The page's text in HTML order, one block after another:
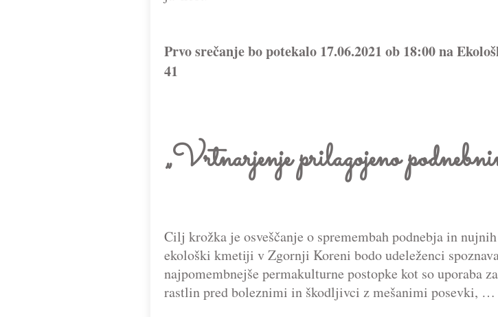
Prvo srečanje bo potekalo 17.06.2021 ob 18:00 na
41
„Vrtnarjenje prilagojeno
Cilj krožka je osveščanje o spremembah podnebja in
ekološki kmetiji v Zgornji Koreni bodo udeleženci
najpomembnejše permakulturne postopke kot so uporaba
rast­lin pred boleznimi in škodljivci z mešanimi posevki, …